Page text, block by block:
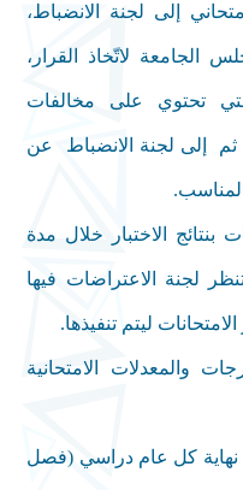
إلى لجنة الانضباط،
الجامعة لاتّخاذ القرار،
التي تحتوي على مخالفات
ثم إلى لجنة الانضباط عن
.
بنتائج الاختبار خلال مدة
لجنة الاعتراضات فيها
ليتم تنفيذها.
والمعدلات الامتحانية
نهاية كل عام دراسي (فصل